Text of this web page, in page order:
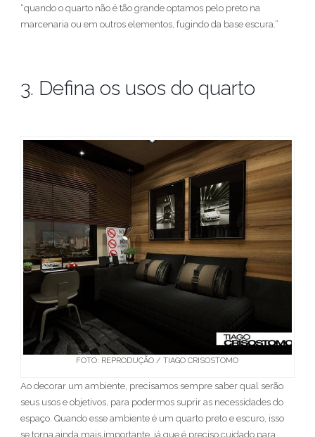
“quando o quarto não é tão grande optamos pelo preto na
marcenaria ou em outros elementos, fugindo da base escura.”
3. Defina os usos do quarto
FOTO: REPRODUÇÃO / TIAGO CRISOSTOMO
Ao decorar um ambiente, precisamos sempre saber qual serão
seus usos e objetivos, para podermos suprir as necessidades do
espaço. Quando esse ambiente é um quarto preto e escuro, isso
se torna ainda mais importante, já que é preciso cuidado para